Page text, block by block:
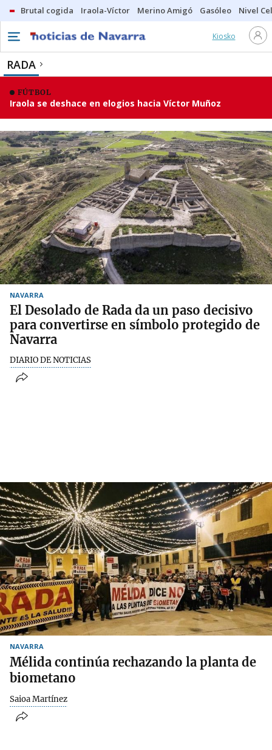
Brutal cogida Iraola-Víctor Merino Amigó Gasóleo Nivel
Kiosko
RADA
FÚTBOL
Iraola se deshace en elogios hacia Víctor Muñoz
NAVARRA
El Desolado de Rada da un paso decisivo
para convertirse en símbolo protegido de
Navarra
DIARIO DE NOTICIAS
NAVARRA
Mélida continúa rechazando la planta de
biometano
Saioa Martínez